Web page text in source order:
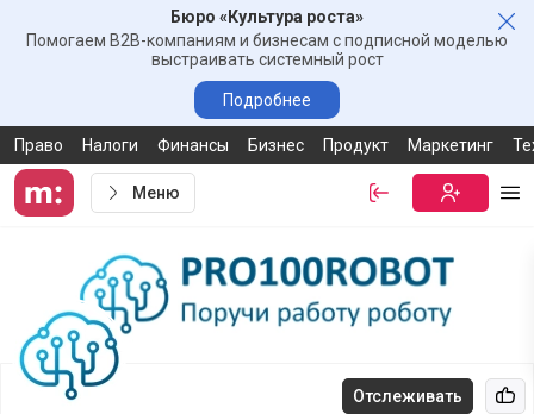
Бюро «Культура роста»
Помогаем B2B-компаниям и бизнесам с подписной моделью
выстраивать системный рост
Подробнее
Право Налоги Финансы Бизнес Продукт Маркетинг
Меню Войти
Отслеживать